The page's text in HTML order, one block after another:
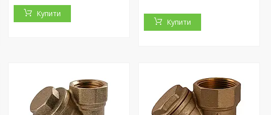
Купити
Купити